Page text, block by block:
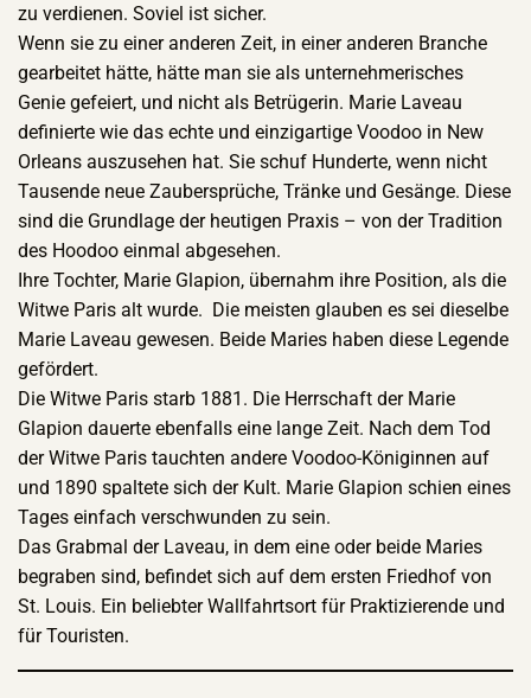
zu verdienen. Soviel ist sicher.
Wenn sie zu einer anderen Zeit, in einer anderen Branche
gearbeitet hätte, hätte man sie als unternehmerisches
Genie gefeiert, und nicht als Betrügerin. Marie Laveau
definierte wie das echte und einzigartige Voodoo in New
Orleans auszusehen hat. Sie schuf Hunderte, wenn nicht
Tausende neue Zaubersprüche, Tränke und Gesänge. Diese
sind die Grundlage der heutigen Praxis – von der Tradition
des Hoodoo einmal abgesehen.
Ihre Tochter, Marie Glapion, übernahm ihre Position, als die
Witwe Paris alt wurde. Die meisten glauben es sei dieselbe
Marie Laveau gewesen. Beide Maries haben diese Legende
gefördert.
Die Witwe Paris starb 1881. Die Herrschaft der Marie
Glapion dauerte ebenfalls eine lange Zeit. Nach dem Tod
der Witwe Paris tauchten andere Voodoo-Königinnen auf
und 1890 spaltete sich der Kult. Marie Glapion schien eines
Tages einfach verschwunden zu sein.
Das Grabmal der Laveau, in dem eine oder beide Maries
begraben sind, befindet sich auf dem ersten Friedhof von
St. Louis. Ein beliebter Wallfahrtsort für Praktizierende und
für Touristen.